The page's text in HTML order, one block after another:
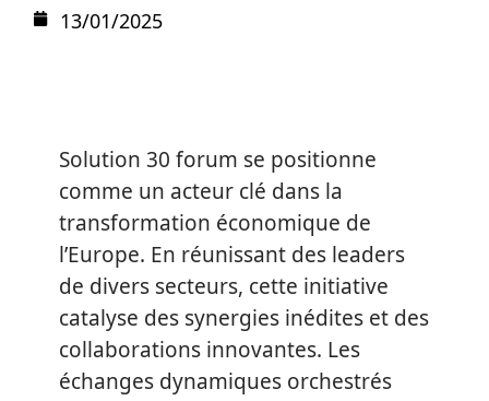
13/01/2025
Solution 30 forum se positionne
comme un acteur clé dans la
transformation économique de
l’Europe. En réunissant des leaders
de divers secteurs, cette initiative
catalyse des synergies inédites et des
collaborations innovantes. Les
échanges dynamiques orchestrés